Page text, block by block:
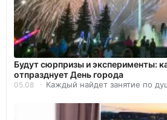
Будут сюрпризы и эксперименты:
отпразднует День города
05.08 Каждый найдет занятие по